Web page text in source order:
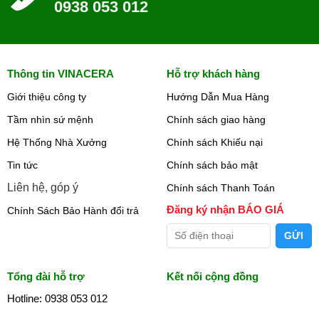
0938 053 012
Thông tin VINACERA
Giới thiệu công ty
Tầm nhìn sứ mệnh
Hệ Thống Nhà Xưởng
Tin tức
Liên hệ, góp ý
Chính Sách Bảo Hành đổi trả
Hỗ trợ khách hàng
Hướng Dẫn Mua Hàng
Chính sách giao hàng
Chính sách Khiếu nại
Chính sách bảo mật
Chính sách Thanh Toán
Đăng ký nhận BÁO GIÁ
Tổng đài hỗ trợ
Hotline: 0938 053 012
Kết nối cộng đồng